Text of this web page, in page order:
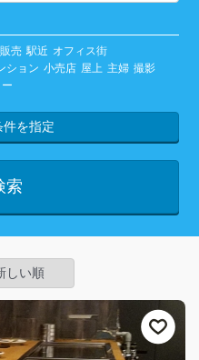
売 駅近 オフィス街
ション 小売店 屋上 主婦 撮影
件を指定
索